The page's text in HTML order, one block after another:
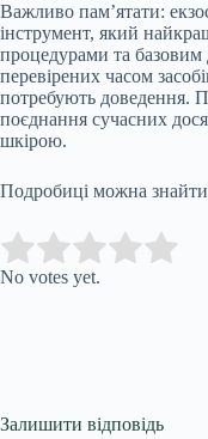
Важливо пам’ятати:
інструмент, який
процедурами та базовим
перевірених часом
потребують доведення.
поєднання сучасних
шкірою.
Подробиці можна знайти
Rate this item:
No votes yet.
Залишити відповідь